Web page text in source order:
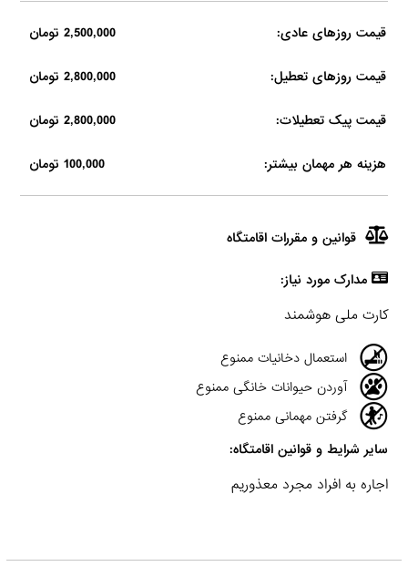
قیمت روزهای عادی: 2,500,000 تومان
قیمت روزهای تعطیل: 2,800,000 تومان
قیمت پیک تعطیلات: 2,800,000 تومان
هزینه هر مهمان بیشتر: 100,000 تومان
قوانین و مقررات اقامتگاه
مدارک مورد نیاز:
کارت ملی هوشمند
استعمال دخانیات ممنوع
آوردن حیوانات خانگی ممنوع
گرفتن مهمانی ممنوع
سایر شرایط و قوانین اقامتگاه:
اجاره به افراد مجرد معذوریم